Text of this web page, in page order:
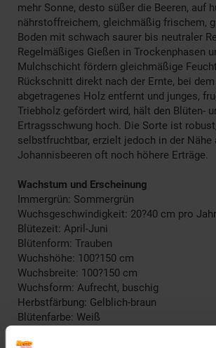
mehr Sonne, desto süßer die Beeren, auf
nährstoffreichem, gleichmäßig frischem,
Boden mit schwach saurer bis neutraler
Regelmäßiges Gießen in Trockenphasen
Mulchschicht fördern gleichmäßige
Rückschnitt direkt nach der Ernte, bei
abgetragenes Holz entfernt und junges,
Triebholz gefördert wird, hält den Blüten-
Ertragsschwung hoch. Die Sorte ist
selbstfruchtbar, erzielt jedoch in der Nähe
Johannisbeeren oft noch höhere Erträge.
Wachstum und Erscheinung
Immergrün: Sommergrün
Wuchsgeschwindigkeit: 20?40 cm pro Jahr
Blütezeit: April-Juni
Blütenform: Trauben
Wuchshöhe: 100?150 cm
Wuchsbreite: 100?150 cm
Wuchsform: Aufrecht, buschig
Herbstfärbung: Gelblich-braun
Blütenfarbe: Weiß